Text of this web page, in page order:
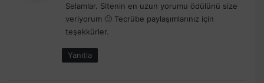
i
k
Selamlar. Sitenin en uzun yorumu ödülünü size
veriyorum 🙂 Tecrübe paylaşımlarınız için
teşekkürler.
Yanıtla